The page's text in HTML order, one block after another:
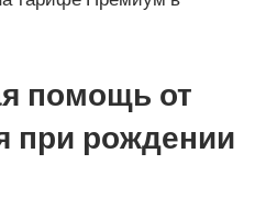
помощь от
при рождении